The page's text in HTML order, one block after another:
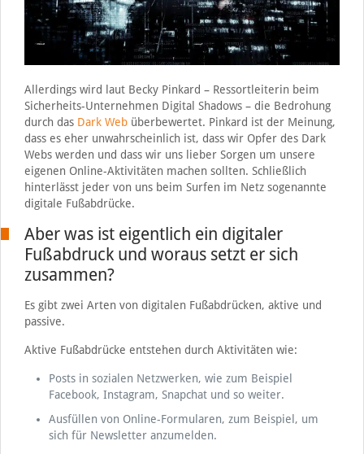
Allerdings wird laut Becky Pinkard – Ressortleiterin beim
Sicherheits-Unternehmen Digital Shadows – die Bedrohung
durch das Dark Web überbewertet. Pinkard ist der Meinung,
dass es eher unwahrscheinlich ist, dass wir Opfer des Dark
Webs werden und dass wir uns lieber Sorgen um unsere
eigenen Online-Aktivitäten machen sollten. Schließlich
hinterlässt jeder von uns beim Surfen im Netz sogenannte
digitale Fußabdrücke.
Aber was ist eigentlich ein digitaler
Fußabdruck und woraus setzt er sich
zusammen?
Es gibt zwei Arten von digitalen Fußabdrücken, aktive und
passive.
Aktive Fußabdrücke entstehen durch Aktivitäten wie:
Posts in sozialen Netzwerken, wie zum Beispiel
Facebook, Instagram, Snapchat und so weiter.
Ausfüllen von Online-Formularen, zum Beispiel, um
sich für Newsletter anzumelden.